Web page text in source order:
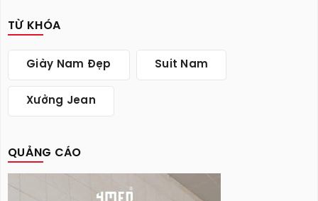
TỪ KHÓA
Giày Nam Đẹp Suit Nam
Xưởng Jean
QUẢNG CÁO